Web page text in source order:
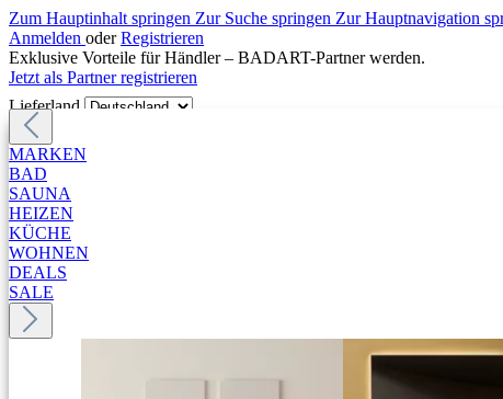
Zum Hauptinhalt springen Zur Suche springen Zur Hauptnavigation
Anmelden oder Registrieren
Exklusive Vorteile für Händler – BADART-Partner werden.
Jetzt als Partner registrieren
Lieferland
MARKEN
BAD
SAUNA
HEIZEN
KÜCHE
WOHNEN
DEALS
SALE